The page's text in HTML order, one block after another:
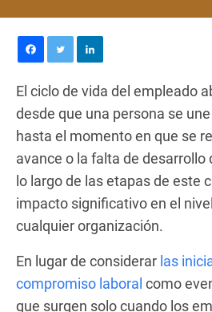
El ciclo de vida del empleado
desde que una persona se
hasta el momento en que se
avance o la falta de desarrollo
lo largo de las etapas de este
impacto significativo en el
cualquier organización.
En lugar de considerar las
compromiso laboral como
que surgen solo cuando los